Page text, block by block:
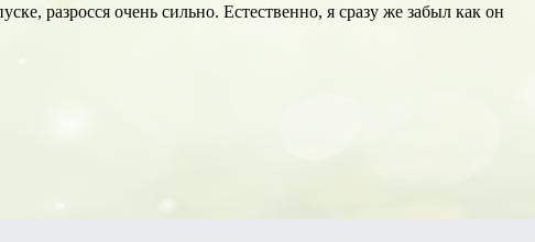
разросся очень сильно. Естественно, я сразу же забыл как он